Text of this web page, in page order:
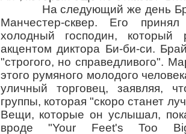
На следующий же день
Манчестер-сквер. Его
холодный господин, который
акцентом диктора Би-би-си.
"строгого, но справедливого".
этого румяного молодого
уличный торговец, заявляя,
группы, которая "скоро станет
Вещи, которые он услышал,
вроде "Your Feet's Too